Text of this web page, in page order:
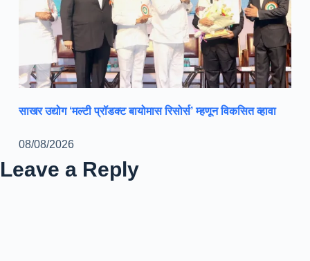
साखर उद्योग ‘मल्टी प्रॉडक्ट बायोमास रिसोर्स’ म्हणून विकसित व्हावा
08/08/2026
Leave a Reply